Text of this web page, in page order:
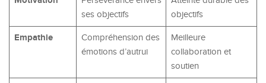
ses objectifs
objectifs
Empathie
Compréhension des
émotions d’autrui
Meilleure
collaboration et
soutien